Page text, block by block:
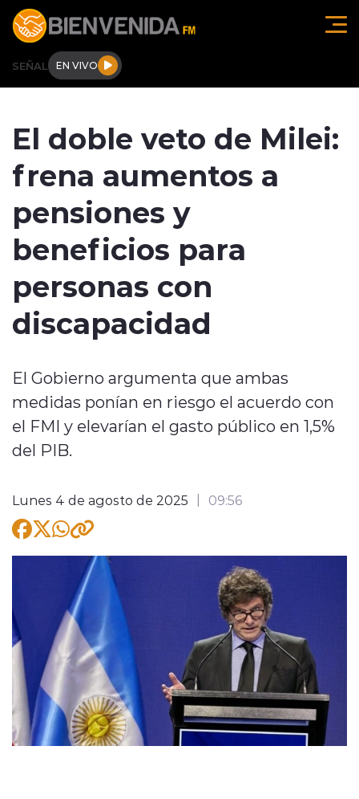
Click acá para ir directamente al contenido
SEÑAL EN VIVO
Regionales
Tendencias
El doble veto de Milei:
frena aumentos a
pensiones y
beneficios para
personas con
discapacidad
El Gobierno argumenta que ambas
medidas ponían en riesgo el acuerdo con
el FMI y elevarían el gasto público en 1,5%
del PIB.
Lunes 4 de agosto de 2025 09:56